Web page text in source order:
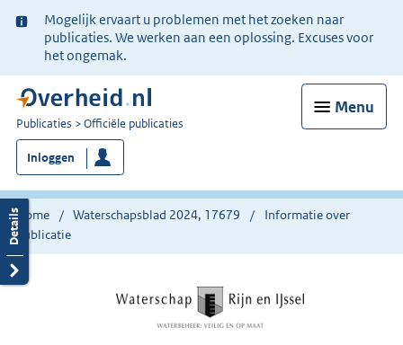
Ter
informatie:
Mogelijk ervaart u problemen met het zoeken naar
publicaties. We werken aan een oplossing. Excuses voor
het ongemak.
Menu
U
bent
nu
hier:
Publicaties Officiële publicaties
Inloggen
Home Waterschapsblad 2024, 17679
Informatie over
publicatie